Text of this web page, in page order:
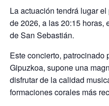
La actuación tendrá lugar
de 2026, a las 20:15 horas,
de San Sebastián.
Este concierto, patrocinado
Gipuzkoa, supone una
disfrutar de la calidad
formaciones corales más